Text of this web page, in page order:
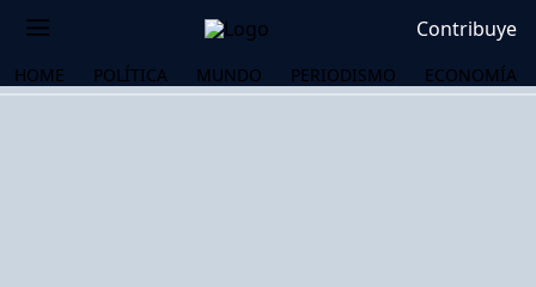
Contribuye
HOME POLÍTICA MUNDO PERIODISMO ECONOMÍA